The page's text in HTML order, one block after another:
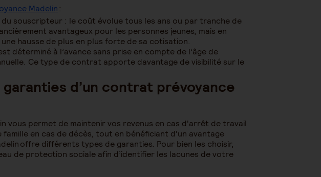
Madelin :
souscripteur : le coût évolue tous les ans ou par tranche de
avantageux pour les personnes jeunes, mais en
hausse de plus en plus forte de sa cotisation.
déterminé à l’avance sans prise en compte de l’âge de
Ce type de contrat apporte davantage de visibilité sur le
d’un contrat prévoyance
vous permet de maintenir vos revenus en cas d'arrêt de travail
en cas de décès, tout en bénéficiant d'un avantage
offre différents types de garanties. Pour bien les choisir,
de protection sociale afin d’identifier les lacunes de votre